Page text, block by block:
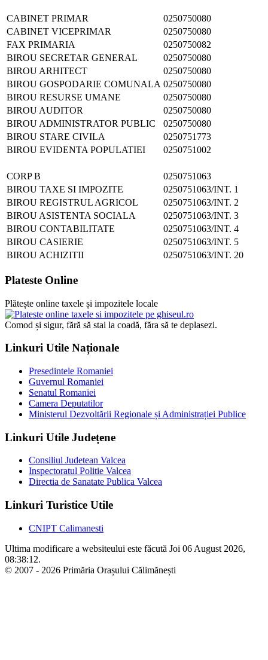
CABINET PRIMAR
0250750080
CABINET VICEPRIMAR
0250750080
FAX PRIMARIA
0250750082
BIROU SECRETAR GENERAL
0250750080
BIROU ARHITECT
0250750080
BIROU GOSPODARIE COMUNALA 0250750080
BIROU RESURSE UMANE
0250750080
BIROU AUDITOR
0250750080
BIROU ADMINISTRATOR PUBLIC
0250750080
BIROU STARE CIVILA
0250751773
BIROU EVIDENTA POPULATIEI
0250751002
CORP B
0250751063
BIROU TAXE SI IMPOZITE
0250751063/INT. 1
BIROU REGISTRUL AGRICOL
0250751063/INT. 2
BIROU ASISTENTA SOCIALA
0250751063/INT. 3
BIROU CONTABILITATE
0250751063/INT. 4
BIROU CASIERIE
0250751063/INT. 5
BIROU ACHIZITII
0250751063/INT. 20
Plateste Online
Plătește online taxele și impozitele locale
Comod și sigur, fără să stai la coadă, făra să te deplasezi.
Linkuri Utile Naționale
Presedintele Romaniei
Guvernul Romaniei
Senatul Romaniei
Camera Deputatilor
Ministerul Dezvoltării Regionale și Administrației Publice
Linkuri Utile Județene
Consiliul Judetean Valcea
Inspectoratul Politie Valcea
Directia de Sanatate Publica Valcea
Linkuri Turistice Utile
CNIPT Calimanesti
Ultima modificare a websiteului este făcută Joi 06 August 2026,
08:38:12.
© 2007 - 2026 Primăria Orașului Călimănești